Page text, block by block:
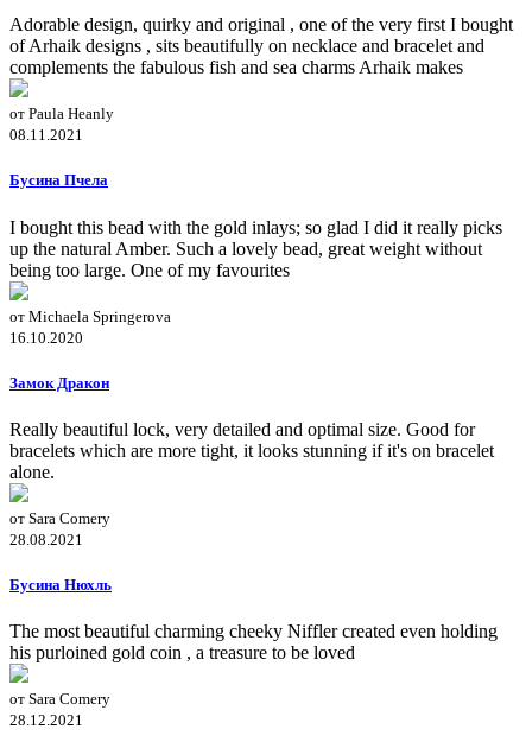
Adorable design, quirky and original , one of the very first I bought
of Arhaik designs , sits beautifully on necklace and bracelet and
complements the fabulous fish and sea charms Arhaik makes
от Paula Heanly
08.11.2021
Бусина Пчела
I bought this bead with the gold inlays; so glad I did it really picks
up the natural Amber. Such a lovely bead, great weight without
being too large. One of my favourites
от Michaela Springerova
16.10.2020
Замок Дракон
Really beautiful lock, very detailed and optimal size. Good for
bracelets which are more tight, it looks stunning if it's on bracelet
alone.
от Sara Comery
28.08.2021
Бусина Нюхль
The most beautiful charming cheeky Niffler created even holding
his purloined gold coin , a treasure to be loved
от Sara Comery
28.12.2021